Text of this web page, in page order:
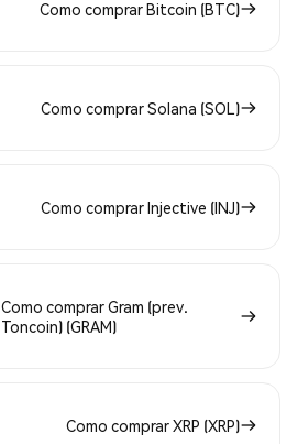
Como comprar Bitcoin (BTC)
Como comprar Solana (SOL)
Como comprar Injective (INJ)
Como comprar Gram (prev.
Toncoin) (GRAM)
Como comprar XRP (XRP)